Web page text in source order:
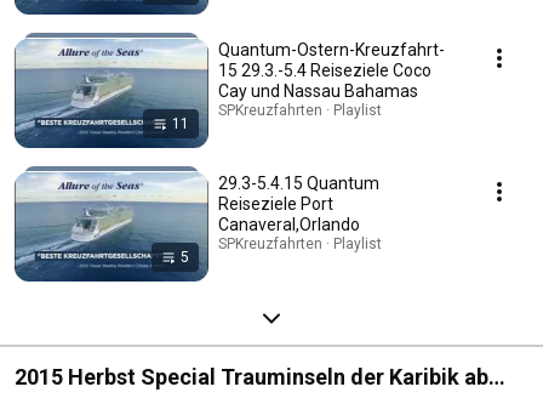
11
Quantum-Ostern-Kreuzfahrt-
15 29.3.-5.4 Reiseziele Coco
Cay und Nassau Bahamas
SPKreuzfahrten · Playlist
5
29.3-5.4.15 Quantum
Reiseziele Port
Canaveral,Orlando
SPKreuzfahrten · Playlist
2015 Herbst Special Trauminseln der Karibik ab